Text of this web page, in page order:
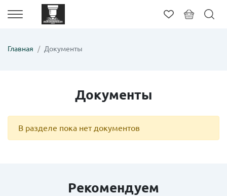
Главная Документы
Документы
В разделе пока нет документов
Рекомендуем